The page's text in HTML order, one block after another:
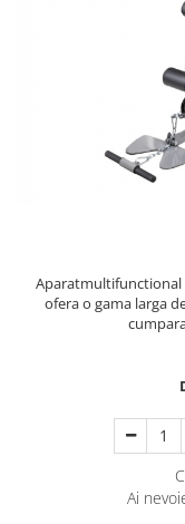
Aparatmultifunctional
ofera o gama larga
Ai